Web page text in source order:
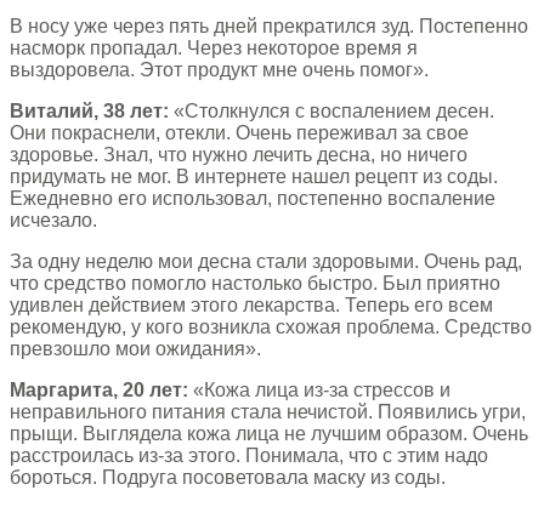
В носу уже через пять дней прекратился зуд. Постепенно
насморк пропадал. Через некоторое время я
выздоровела. Этот продукт мне очень помог».
Виталий, 38 лет: «Столкнулся с воспалением десен.
Они покраснели, отекли. Очень переживал за свое
здоровье. Знал, что нужно лечить десна, но ничего
придумать не мог. В интернете нашел рецепт из соды.
Ежедневно его использовал, постепенно воспаление
исчезало.
За одну неделю мои десна стали здоровыми. Очень рад,
что средство помогло настолько быстро. Был приятно
удивлен действием этого лекарства. Теперь его всем
рекомендую, у кого возникла схожая проблема. Средство
превзошло мои ожидания».
Маргарита, 20 лет: «Кожа лица из-за стрессов и
неправильного питания стала нечистой. Появились угри,
прыщи. Выглядела кожа лица не лучшим образом. Очень
расстроилась из-за этого. Понимала, что с этим надо
бороться. Подруга посоветовала маску из соды.